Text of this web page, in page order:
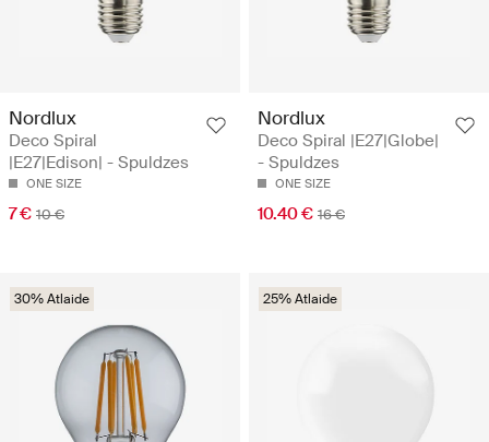
Nordlux
Deco Spiral
|E27|Edison| - Spuldzes
ONE SIZE
7 € 10 €
Nordlux
Deco Spiral |E27|Globe|
- Spuldzes
ONE SIZE
10.40 € 16 €
30% Atlaide 25% Atlaide